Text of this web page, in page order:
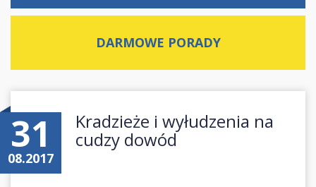
DARMOWE PORADY
31
08.2017
Kradzieże i wyłudzenia na
cudzy dowód